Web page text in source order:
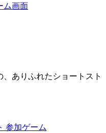
ありふれたショートスト
参加ゲーム